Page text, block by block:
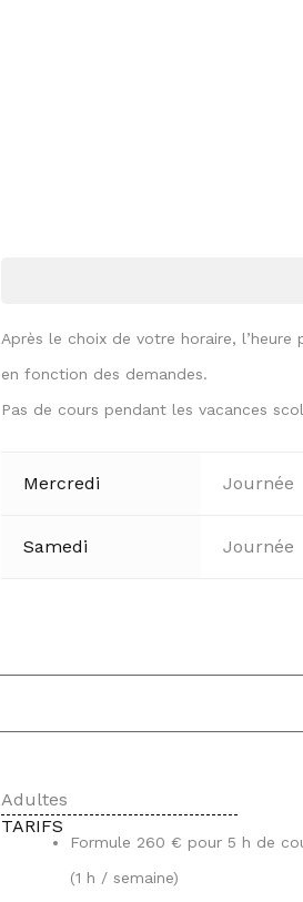
Après le choix de votre horaire,
en fonction des demandes.
Pas de cours pendant les vacances
Mercredi Journée
Samedi Journée
Adultes
TARIFS
Formule 260 € pour 5 h de
(1 h / semaine)